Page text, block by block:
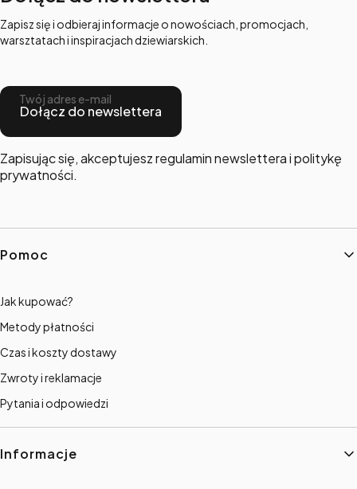
Zapisz się i odbieraj informacje o nowościach, promocjach,
warsztatach i inspiracjach dziewiarskich.
Twój adres e-mail
Dołącz do newslettera
Zapisując się, akceptujesz regulamin newslettera i politykę
prywatności.
Linki w stopce
Pomoc
Jak kupować?
Metody płatności
Czas i koszty dostawy
Zwroty i reklamacje
Pytania i odpowiedzi
Informacje